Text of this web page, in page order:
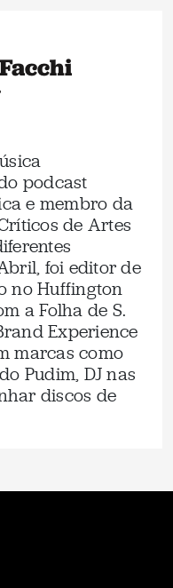
podcast
e membro da
de Artes
foi editor de
no Huffington
a Folha de S.
Experience
marcas como
Pudim, DJ nas
discos de